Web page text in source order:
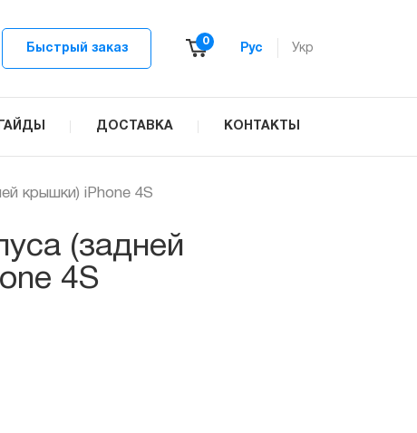
Быстрый заказ
0
Рус Укр
ГАЙДЫ ДОСТАВКА КОНТАКТЫ
крышки) iPhone 4S
(задней
4S